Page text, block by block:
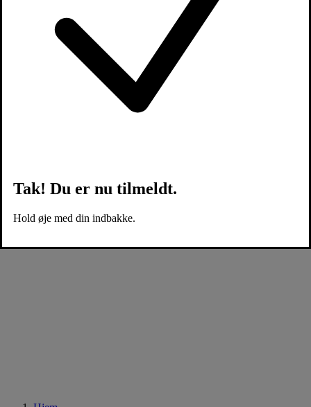
Tak! Du er nu tilmeldt.
Hold øje med din indbakke.